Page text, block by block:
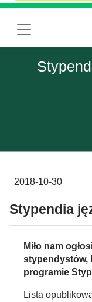
2018-10-30
Stypendia
Miło nam
stypendystów,
programie
Lista